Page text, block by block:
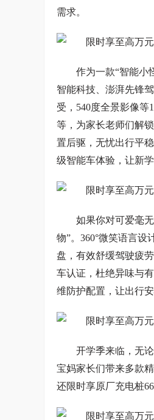
需求。
作为一款“智能小
智能科技、澎湃先锋
受，540度全景影像等
等，为家长老师们解
置后驱，无忧出行平
级智能车体验，让新
如果你对可爱毫
物”。360°微笑语言设
盘，有效舒缓驾驶疲
车认证，杜绝异味与
维防护配置，让出行
开学季来临，无
宝妈家长们带来多款
还限时享原厂充电桩